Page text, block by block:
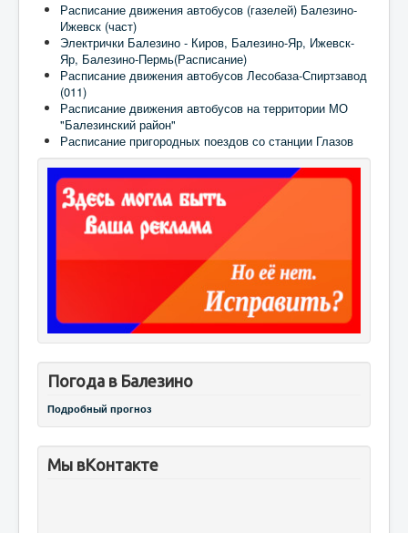
Расписание движения автобусов (газелей) Балезино-
Ижевск (част)
Электрички Балезино - Киров, Балезино-Яр, Ижевск-
Яр, Балезино-Пермь(Расписание)
Расписание движения автобусов Лесобаза-Спиртзавод
(011)
Расписание движения автобусов на территории МО
"Балезинский район"
Расписание пригородных поездов со станции Глазов
Погода в Балезино
Подробный прогноз
Мы вКонтакте